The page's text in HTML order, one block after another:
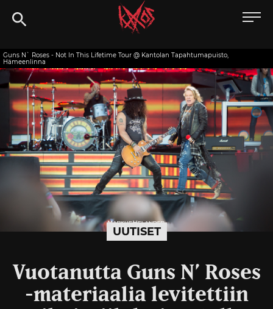
Siirry
suoraan
Kaaoszine
UUTISET
Guns N` Roses - Not In This Lifetime Tour @ Kantolan Tapahtumapuisto,
Hämeenlinna
Vuotanutta Guns N’ Roses
-materiaalia levitettiin